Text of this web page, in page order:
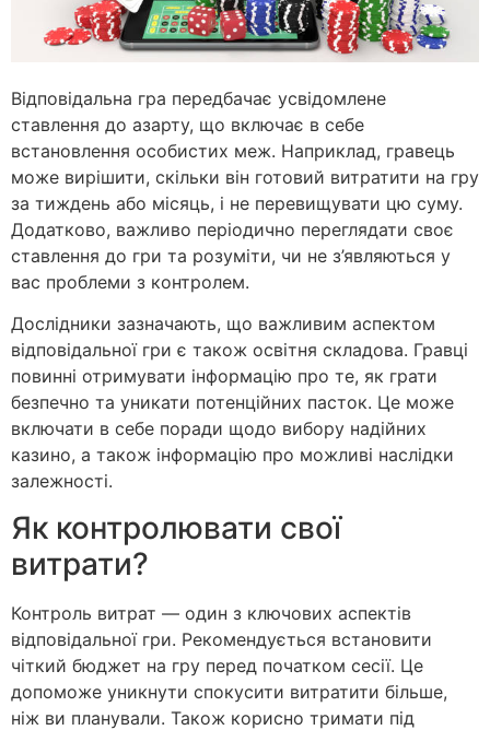
Відповідальна гра передбачає усвідомлене
ставлення до азарту, що включає в себе
встановлення особистих меж. Наприклад, гравець
може вирішити, скільки він готовий витратити на гру
за тиждень або місяць, і не перевищувати цю суму.
Додатково, важливо періодично переглядати своє
ставлення до гри та розуміти, чи не з’являються у
вас проблеми з контролем.
Дослідники зазначають, що важливим аспектом
відповідальної гри є також освітня складова. Гравці
повинні отримувати інформацію про те, як грати
безпечно та уникати потенційних пасток. Це може
включати в себе поради щодо вибору надійних
казино, а також інформацію про можливі наслідки
залежності.
Як контролювати свої
витрати?
Контроль витрат — один з ключових аспектів
відповідальної гри. Рекомендується встановити
чіткий бюджет на гру перед початком сесії. Це
допоможе уникнути спокусити витратити більше,
ніж ви планували. Також корисно тримати під